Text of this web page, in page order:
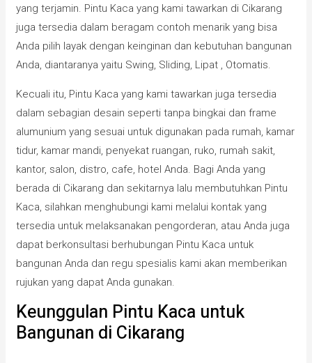
yang terjamin. Pintu Kaca yang kami tawarkan di Cikarang
juga tersedia dalam beragam contoh menarik yang bisa
Anda pilih layak dengan keinginan dan kebutuhan bangunan
Anda, diantaranya yaitu Swing, Sliding, Lipat , Otomatis.
Kecuali itu, Pintu Kaca yang kami tawarkan juga tersedia
dalam sebagian desain seperti tanpa bingkai dan frame
alumunium yang sesuai untuk digunakan pada rumah, kamar
tidur, kamar mandi, penyekat ruangan, ruko, rumah sakit,
kantor, salon, distro, cafe, hotel Anda. Bagi Anda yang
berada di Cikarang dan sekitarnya lalu membutuhkan Pintu
Kaca, silahkan menghubungi kami melalui kontak yang
tersedia untuk melaksanakan pengorderan, atau Anda juga
dapat berkonsultasi berhubungan Pintu Kaca untuk
bangunan Anda dan regu spesialis kami akan memberikan
rujukan yang dapat Anda gunakan.
Keunggulan Pintu Kaca untuk
Bangunan di Cikarang